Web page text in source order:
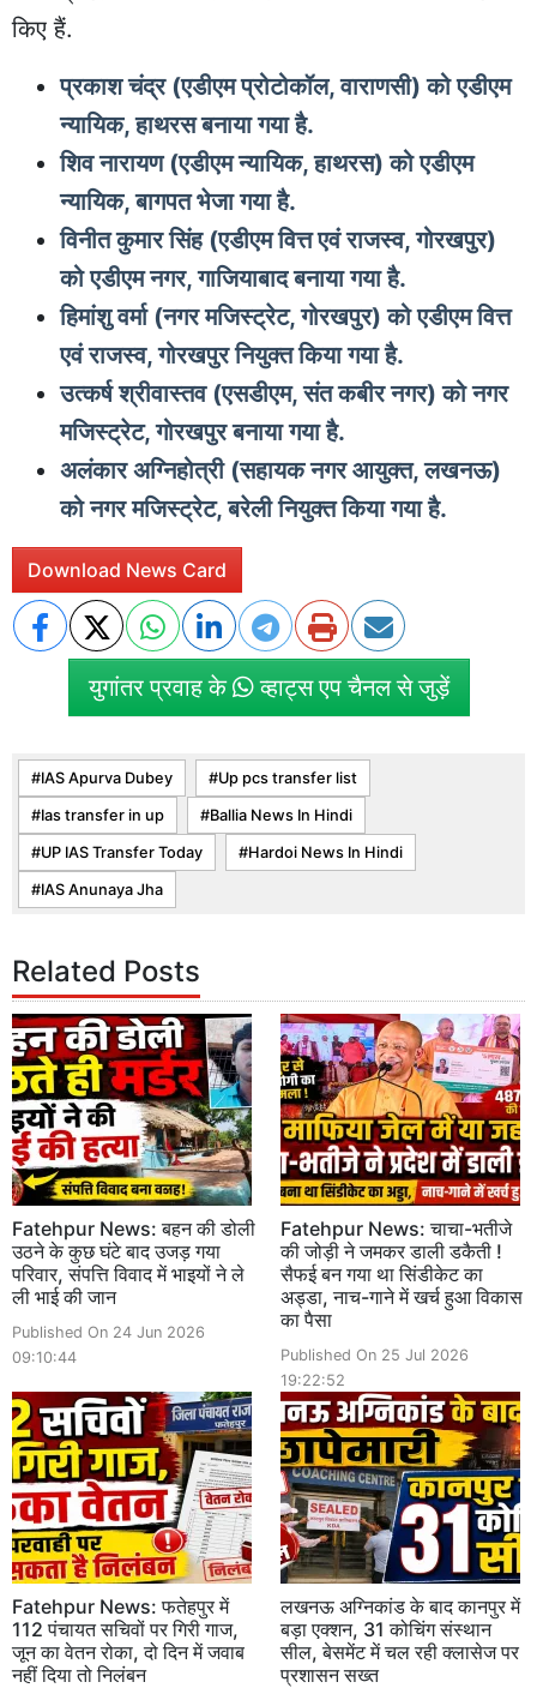
किए हैं.
प्रकाश चंद्र (एडीएम प्रोटोकॉल, वाराणसी) को एडीएम
न्यायिक, हाथरस बनाया गया है.
शिव नारायण (एडीएम न्यायिक, हाथरस) को एडीएम
न्यायिक, बागपत भेजा गया है.
विनीत कुमार सिंह (एडीएम वित्त एवं राजस्व, गोरखपुर)
को एडीएम नगर, गाजियाबाद बनाया गया है.
हिमांशु वर्मा (नगर मजिस्ट्रेट, गोरखपुर) को एडीएम वित्त
एवं राजस्व, गोरखपुर नियुक्त किया गया है.
उत्कर्ष श्रीवास्तव (एसडीएम, संत कबीर नगर) को नगर
मजिस्ट्रेट, गोरखपुर बनाया गया है.
अलंकार अग्निहोत्री (सहायक नगर आयुक्त, लखनऊ)
को नगर मजिस्ट्रेट, बरेली नियुक्त किया गया है.
Download News Card
युगांतर प्रवाह के व्हाट्स एप चैनल से जुड़ें
IAS Apurva Dubey Up pcs transfer list
Ias transfer in up Ballia News In Hindi
UP IAS Transfer Today Hardoi News In Hindi
IAS Anunaya Jha
Related Posts
Fatehpur News: बहन की डोली
उठने के कुछ घंटे बाद उजड़ गया
परिवार, संपत्ति विवाद में भाइयों ने ले
ली भाई की जान
Published On 24 Jun 2026
09:10:44
Fatehpur News: चाचा-भतीजे
की जोड़ी ने जमकर डाली डकैती !
सैफई बन गया था सिंडीकेट का
अड्डा, नाच-गाने में खर्च हुआ विकास
का पैसा
Published On 25 Jul 2026
19:22:52
Fatehpur News: फतेहपुर में
112 पंचायत सचिवों पर गिरी गाज,
जून का वेतन रोका, दो दिन में जवाब
नहीं दिया तो निलंबन
लखनऊ अग्निकांड के बाद कानपुर में
बड़ा एक्शन, 31 कोचिंग संस्थान
सील, बेसमेंट में चल रही क्लासेज पर
प्रशासन सख्त